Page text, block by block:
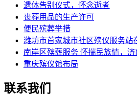
遗体告别仪式，怀念逝者
丧葬用品的生产许可
便民殡葬举措
潍坊市首家城市社区殡仪服务站
南岸区殡葬服务 怀揣民族情，
重庆殡仪馆布局
联系我们